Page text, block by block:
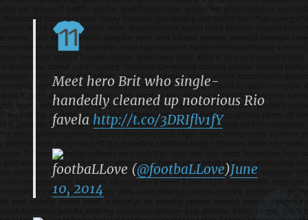
Meet hero Brit who single-
handedly cleaned up notorious Rio
favela http://t.co/3DRIflv1fY
footbaLLove (@footbaLLove)June
10, 2014